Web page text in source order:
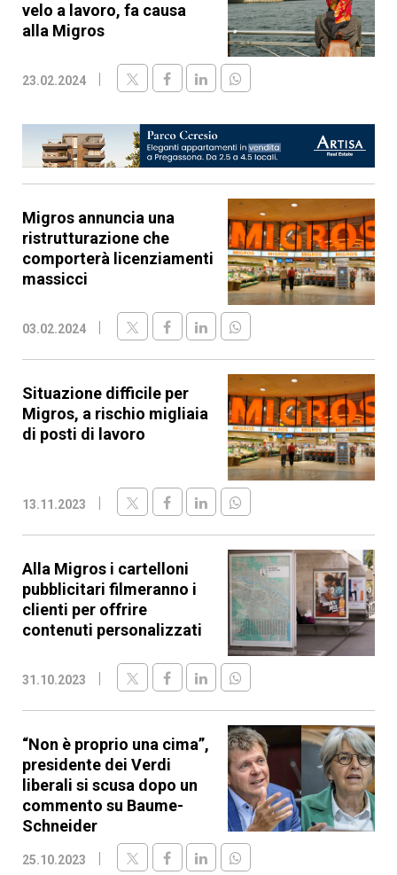
velo a lavoro, fa causa
alla Migros
23.02.2024
Migros annuncia una
ristrutturazione che
comporterà licenziamenti
massicci
03.02.2024
Situazione difficile per
Migros, a rischio migliaia
di posti di lavoro
13.11.2023
Alla Migros i cartelloni
pubblicitari filmeranno i
clienti per offrire
contenuti personalizzati
31.10.2023
“Non è proprio una cima”,
presidente dei Verdi
liberali si scusa dopo un
commento su Baume-
Schneider
25.10.2023